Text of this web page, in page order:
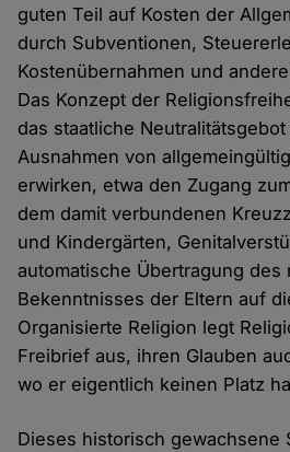
guten Teil auf Kosten der
durch Subventionen,
Kostenübernahmen und
Das Konzept der
das staatliche
Ausnahmen von
erwirken, etwa den Zugang
dem damit verbundenen
und Kindergärten,
automatische Übertragung des
Bekenntnisses der Eltern auf
Organisierte Religion legt
Freibrief aus, ihren Glauben
wo er eigentlich keinen Platz
Dieses historisch gewachsene